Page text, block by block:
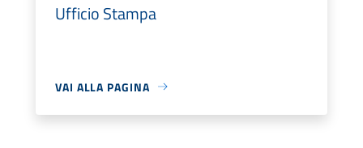
Ufficio Stampa
VAI ALLA PAGINA